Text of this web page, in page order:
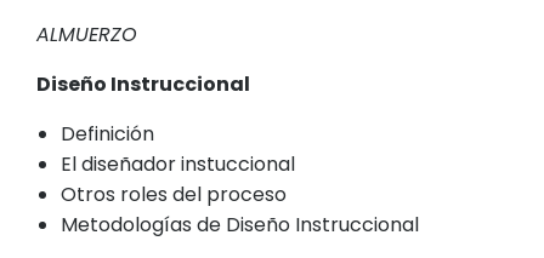
ALMUERZO
Diseño Instruccional
Definición
El diseñador instuccional
Otros roles del proceso
Metodologías de Diseño Instruccional